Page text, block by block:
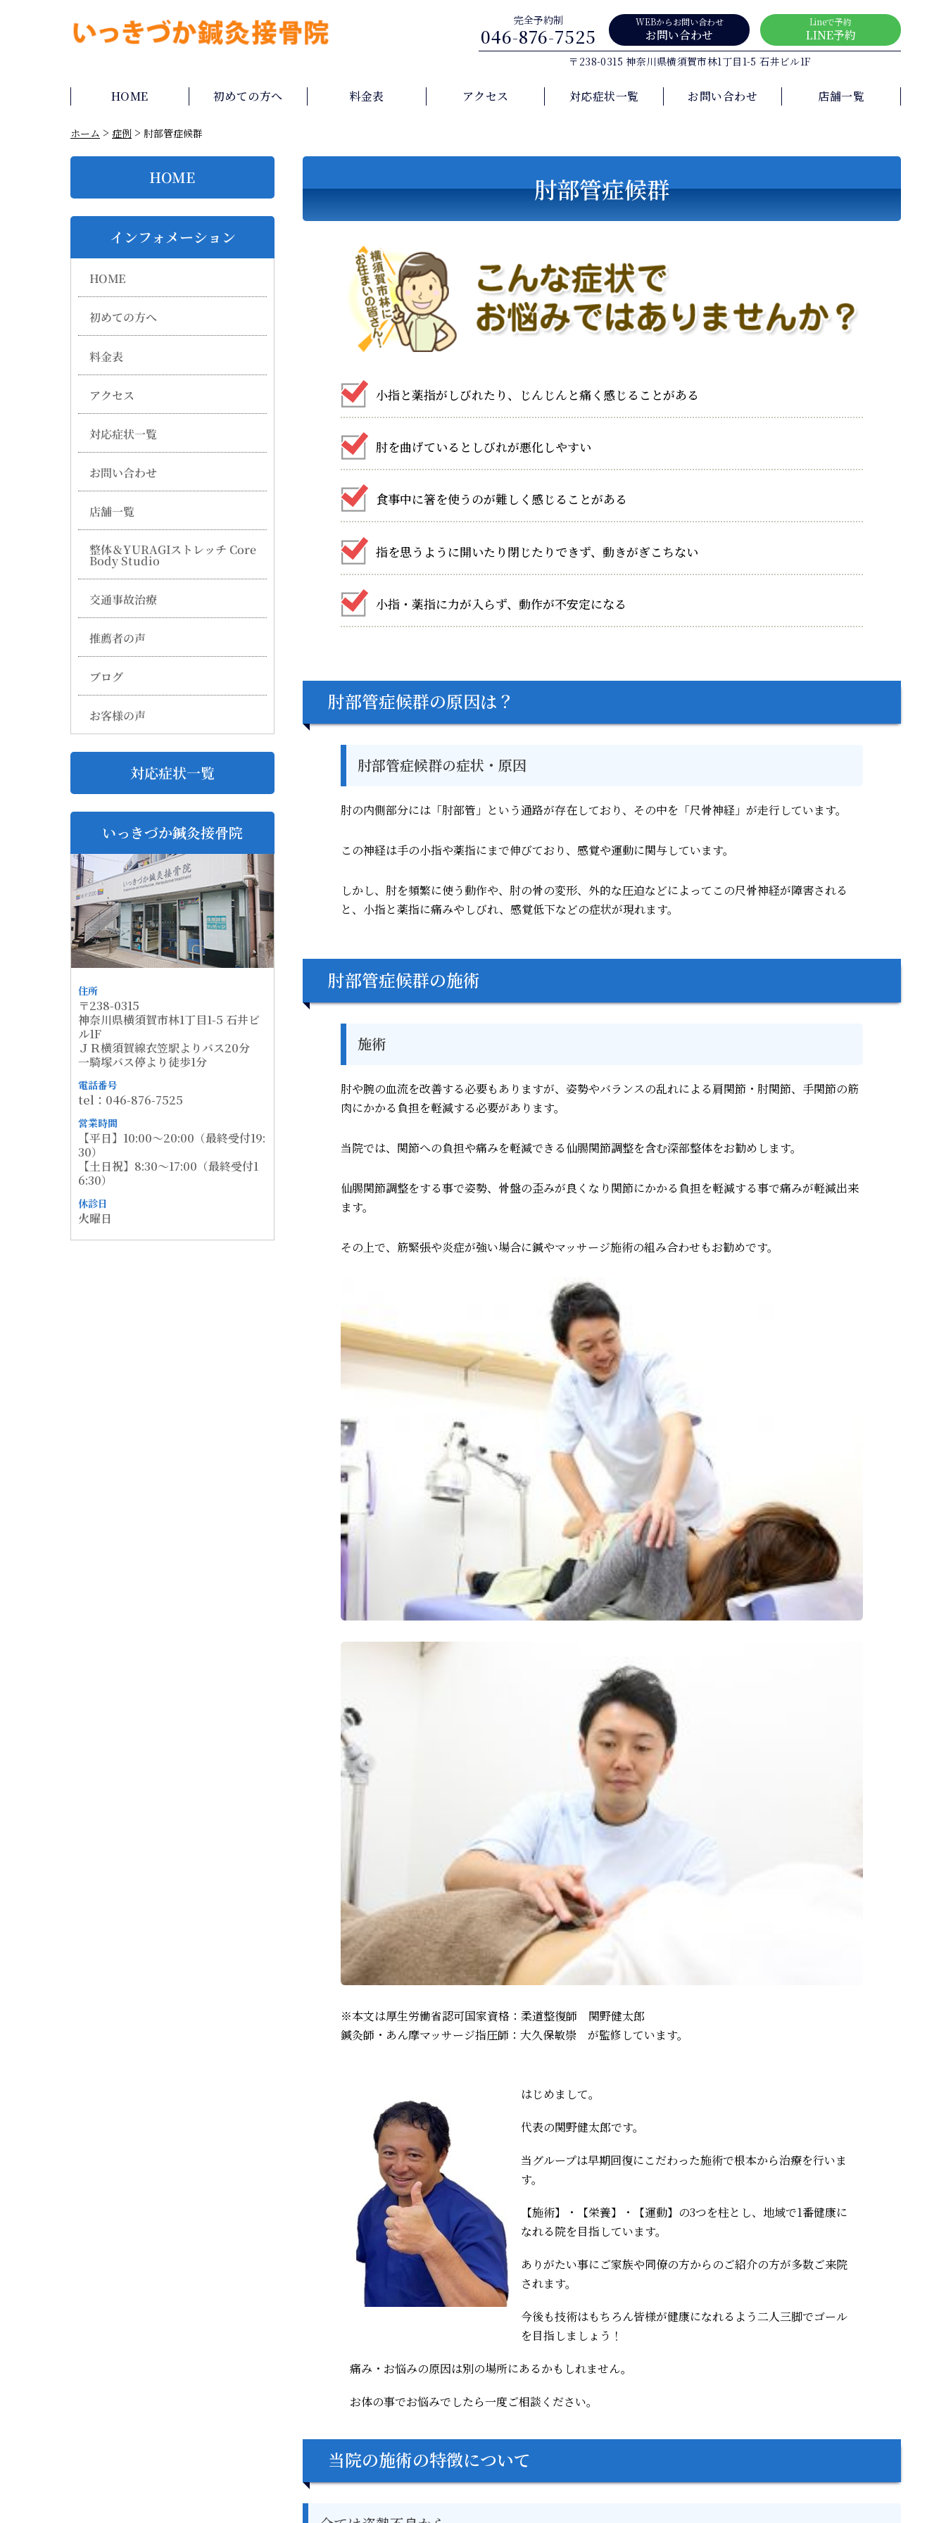
完全予約制
046-876-7525
WEBからお問い合わせ
お問い合わせ
Lineで予約
LINE予約
〒238-0315 神奈川県横須賀市林1丁目1-5 石井ビル1F
HOME 初めての方へ 料金表 アクセス 対応症状一覧 お問い合わせ 店舗一覧
ホーム > 症例 > 肘部管症候群
肘部管症候群
小指と薬指がしびれたり、じんじんと痛く感じることがある
肘を曲げているとしびれが悪化しやすい
食事中に箸を使うのが難しく感じることがある
指を思うように開いたり閉じたりできず、動きがぎこちない
小指・薬指に力が入らず、動作が不安定になる
肘部管症候群の原因は？
肘部管症候群の症状・原因
肘の内側部分には「肘部管」という通路が存在しており、その中を「尺骨神経」が走行しています。
この神経は手の小指や薬指にまで伸びており、感覚や運動に関与しています。
しかし、肘を頻繁に使う動作や、肘の骨の変形、外的な圧迫などによってこの尺骨神経が障害される
と、小指と薬指に痛みやしびれ、感覚低下などの症状が現れます。
肘部管症候群の施術
施術
肘や腕の血流を改善する必要もありますが、姿勢やバランスの乱れによる肩関節・肘関節、手関節の筋
肉にかかる負担を軽減する必要があります。
当院では、関節への負担や痛みを軽減できる仙腸関節調整を含む深部整体をお勧めします。
仙腸関節調整をする事で姿勢、骨盤の歪みが良くなり関節にかかる負担を軽減する事で痛みが軽減出来
ます。
その上で、筋緊張や炎症が強い場合に鍼やマッサージ施術の組み合わせもお勧めです。
※本文は厚生労働省認可国家資格：柔道整復師 関野健太郎
鍼灸師・あん摩マッサージ指圧師：大久保敏崇 が監修しています。
はじめまして。
代表の関野健太郎です。
当グループは早期回復にこだわった施術で根本から治療を行いま
す。
【施術】・【栄養】・【運動】の3つを柱とし、地域で1番健康に
なれる院を目指しています。
ありがたい事にご家族や同僚の方からのご紹介の方が多数ご来院
されます。
今後も技術はもちろん皆様が健康になれるよう二人三脚でゴール
を目指しましょう！
痛み・お悩みの原因は別の場所にあるかもしれません。
お体の事でお悩みでしたら一度ご相談ください。
当院の施術の特徴について
HOME
インフォメーション
HOME
初めての方へ
料金表
アクセス
対応症状一覧
お問い合わせ
店舗一覧
整体＆YURAGIストレッチ Core
Body Studio
交通事故治療
推薦者の声
ブログ
お客様の声
対応症状一覧
いっきづか鍼灸接骨院
住所
〒238-0315
神奈川県横須賀市林1丁目1-5 石井ビ
ル1F
ＪＲ横須賀線衣笠駅よりバス20分
一騎塚バス停より徒歩1分
電話番号
tel：046-876-7525
営業時間
【平日】10:00～20:00（最終受付19:
30）
【土日祝】8:30～17:00（最終受付1
6:30）
休診日
火曜日